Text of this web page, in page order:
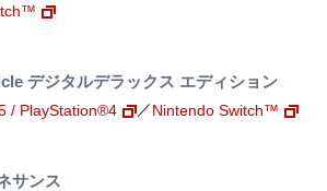
デジタルデラックス エディション
/ PlayStation®4 ／Nintendo Switch™
サンス